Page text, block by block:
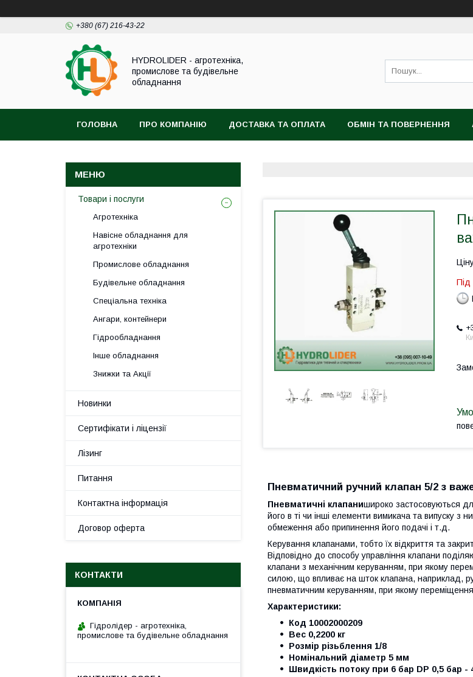
+380 (67) 216-43-22
HYDROLIDER - агротехніка,
промислове та будівельне
обладнання
ГОЛОВНА ПРО КОМПАНІЮ ДОСТАВКА ТА ОПЛАТА ОБМІН ТА ПОВЕРНЕННЯ
Під
Пневматичний ручний клапан 5/2 з
Пневматичні клапанишироко застосовуються
його в ті чи інші елементи вимикача та випуску з
обмеження або припинення його подачі і т.д.
Керування клапанами, тобто їх відкриття та
Відповідно до способу управління клапани
клапани з механічним керуванням, при якому
силою, що впливає на шток клапана, наприклад,
пневматичним керуванням, при якому
Характеристики:
Код 10002000209
Вес 0,2200 кг
Розмір різьблення 1/8
Номінальний діаметр 5 мм
Швидкість потоку при 6 бар DP 0,5 бар -
Товари і послуги
Агротехніка
Навісне обладнання для
агротехніки
Промислове обладнання
Будівельне обладнання
Спеціальна техніка
Ангари, контейнери
Гідрообладнання
Інше обладнання
Знижки та Акції
Новинки
Сертифікати і ліцензії
Лізинг
Питання
Контактна інформація
Договор оферта
КОНТАКТИ
Гідролідер - агротехніка,
промислове та будівельне обладнання